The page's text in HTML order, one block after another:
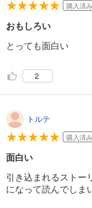
購入済み
おもしろい
とっても面白い
2
トルテ
購入済み
面白い
引き込まれるストー
になって読んでしま